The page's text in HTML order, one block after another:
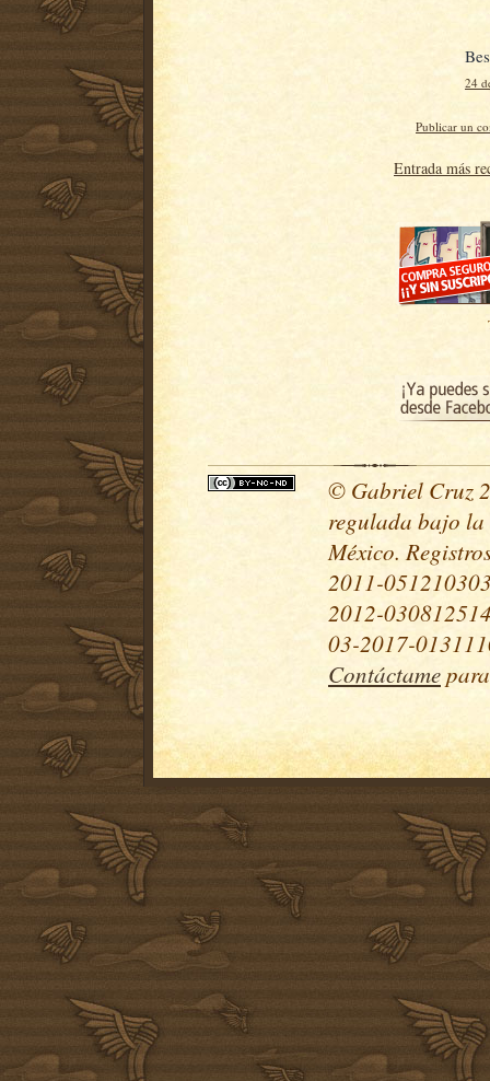
24
Publicar un
Entrada más
© Gabriel Cruz
regulada bajo la
México.
2011-
2012-
03-2017-
Contáctame